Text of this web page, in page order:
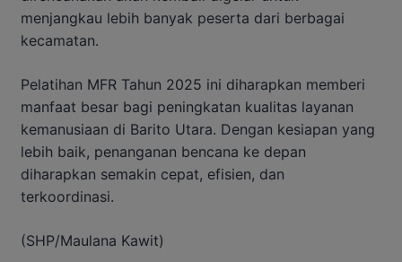
menjangkau lebih banyak peserta dari berbagai
kecamatan.
Pelatihan MFR Tahun 2025 ini diharapkan memberi
manfaat besar bagi peningkatan kualitas layanan
kemanusiaan di Barito Utara. Dengan kesiapan yang
lebih baik, penanganan bencana ke depan
diharapkan semakin cepat, efisien, dan
terkoordinasi.
(SHP/Maulana Kawit)